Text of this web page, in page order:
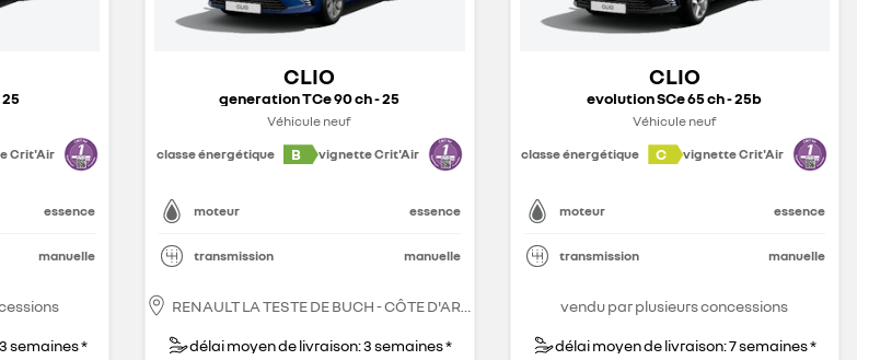
Crit'Air
essence
manuelle
semaines *
CLIO
generation TCe 90 ch - 25
Véhicule neuf
classe énergétique
B vignette Crit'Air
moteur essence
transmission manuelle
délai moyen de livraison: 3 semaines *
CLIO
evolution SCe 65 ch - 25b
Véhicule neuf
classe énergétique
C vignette Crit'Air
moteur essence
transmission manuelle
vendu par plusieurs concessions
délai moyen de livraison: 7 semaines *